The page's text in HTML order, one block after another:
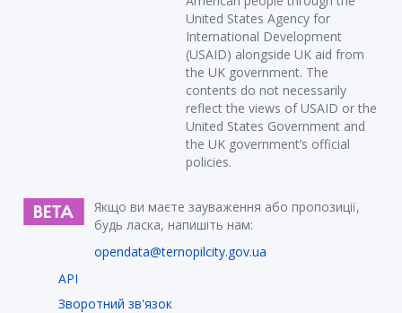
United States Agency for
International Development
(USAID) alongside UK aid from
the UK government. The
contents do not necessarily
reflect the views of USAID or the
United States Government and
the UK government’s official
policies.
Якщо ви маєте зауваження або пропозиції,
будь ласка, напишіть нам:
opendata@ternopilcity.gov.ua
API
Зворотний зв'язок